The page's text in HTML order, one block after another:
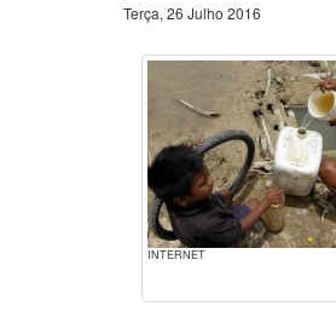
Terça, 26 Julho 2016
INTERNET